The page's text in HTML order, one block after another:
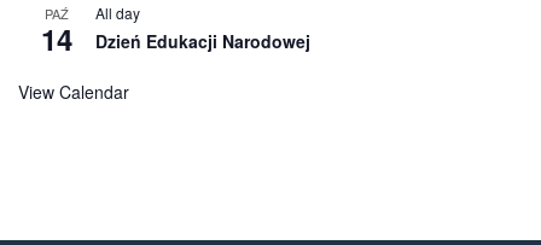
PAŹ
14
All day
Dzień Edukacji Narodowej
View Calendar